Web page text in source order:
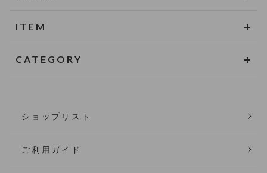
ITEM
CATEGORY
ショップリスト
ご利用ガイド